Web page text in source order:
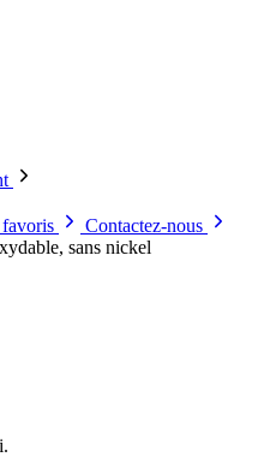
Contactez-nous
sans nickel